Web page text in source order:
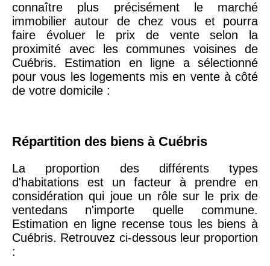
75020 -Paris
20ème
arrondissement
9 623 € 11 141 €
75019 -Paris
19ème
9 231 €
51100 -Reims 3 036 € 2 667 €
75013 -Paris
13ème
arrondissement
10 073 € 11 085 €
76600 -
connaître plus précisément le marché
immobilier autour de chez vous et pourra
faire évoluer le prix de vente selon la
proximité avec les communes voisines de
Cuébris. Estimation en ligne a sélectionné
pour vous les logements mis en vente à côté
de votre domicile :
Répartition des biens à Cuébris
La proportion des différents types
d'habitations est un facteur à prendre en
considération qui joue un rôle sur le prix de
ventedans n'importe quelle commune.
Estimation en ligne recense tous les biens à
Cuébris. Retrouvez ci-dessous leur proportion
: